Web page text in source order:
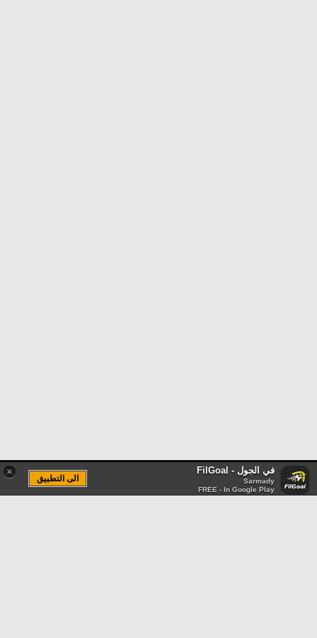
× في الجول - FilGoal
Sarmady
FREE - In Google Play
الى التطبيق